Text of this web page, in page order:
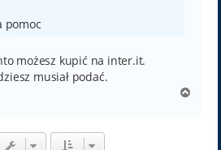
pomoc
możesz kupić na inter.it.
musiał podać.